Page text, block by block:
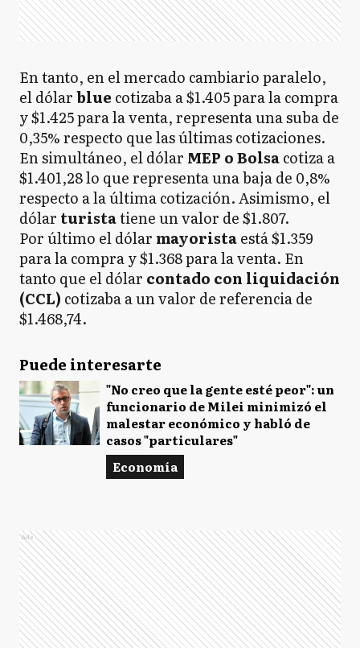
En tanto, en el mercado cambiario paralelo,
el dólarblue cotizaba a $1.405 para la compra
y $1.425 para la venta, representa una suba de
0,35% respecto que las últimas cotizaciones.
En simultáneo, el dólar MEP o Bolsacotiza a
$1.401,28 lo que representa una baja de 0,8%
respecto a la última cotización. Asimismo, el
dólar turistatiene un valor de $1.807.
Por último el dólar mayoristaestá $1.359
para la compra y $1.368 para la venta. En
tanto que el dólar contado con liquidación
(CCL) cotizaba a un valor de referencia de
$1.468,74.
Puede interesarte
"No creo que la gente esté peor": un
funcionario de Milei minimizó el
malestar económico y habló de
casos "particulares"
Economía
Ads